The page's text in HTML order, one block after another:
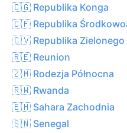
🇨🇬 Republika Konga
🇨🇫 Republika
🇨🇻 Republika Zielonego
🇷🇪 Reunion
🇿🇲 Rodezja Północna
🇷🇼 Rwanda
🇪🇭 Sahara Zachodnia
🇸🇳 Senegal